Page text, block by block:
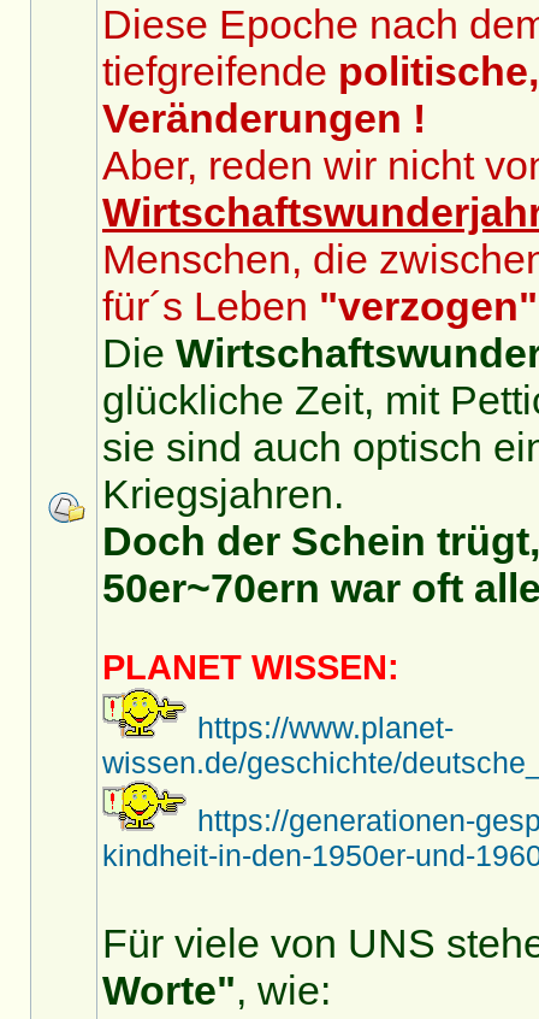
Diese Epoche nach
tiefgreifende
Veränderungen !
Aber, reden wir nicht
Menschen, die
für´s Leben "verzogen"
Die
glückliche Zeit, mit
sie sind auch optisch
Kriegsjahren.
Doch der Schein
50er~70ern war oft
PLANET WISSEN:
https://www.planet-
wissen.de/geschichte/
https://generationen-
kindheit-in-den-1950er-und-
Für viele von UNS
Worte", wie: